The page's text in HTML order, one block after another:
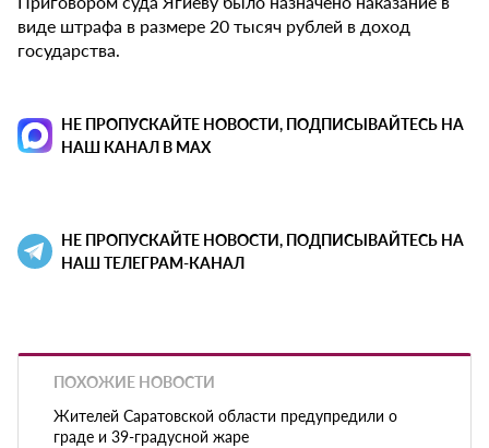
виде штрафа в размере 20 тысяч рублей в доход
государства.
НЕ ПРОПУСКАЙТЕ НОВОСТИ, ПОДПИСЫВАЙТЕСЬ НА
НАШ КАНАЛ В MAX
НЕ ПРОПУСКАЙТЕ НОВОСТИ, ПОДПИСЫВАЙТЕСЬ НА
НАШ ТЕЛЕГРАМ-КАНАЛ
ПОХОЖИЕ НОВОСТИ
Жителей Саратовской области предупредили о
граде и 39-градусной жаре